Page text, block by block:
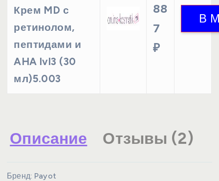
Крем MD с
ретинолом,
пептидами и
AHA lvl3 (30
мл)5.003
88
7
₽
Описание Отзывы (2)
Бренд: Payot